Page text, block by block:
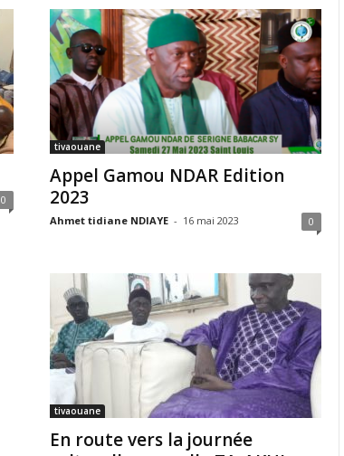
0
tivaouane
Appel Gamou NDAR Edition
2023
Ahmet tidiane NDIAYE - 16 mai 2023 0
tivaouane
En route vers la journée